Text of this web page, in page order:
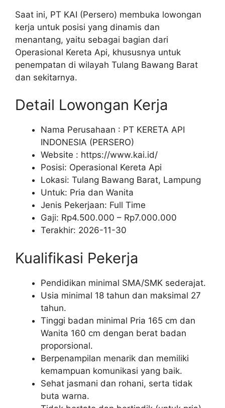
Saat ini, PT KAI (Persero) membuka lowongan
kerja untuk posisi yang dinamis dan
menantang, yaitu sebagai bagian dari
Operasional Kereta Api, khususnya untuk
penempatan di wilayah Tulang Bawang Barat
dan sekitarnya.
Detail Lowongan Kerja
Nama Perusahaan : PT KERETA API
INDONESIA (PERSERO)
Website : https://www.kai.id/
Posisi: Operasional Kereta Api
Lokasi: Tulang Bawang Barat, Lampung
Untuk: Pria dan Wanita
Jenis Pekerjaan: Full Time
Gaji: Rp4.500.000 – Rp7.000.000
Terakhir: 2026-11-30
Kualifikasi Pekerja
Pendidikan minimal SMA/SMK sederajat.
Usia minimal 18 tahun dan maksimal 27
tahun.
Tinggi badan minimal Pria 165 cm dan
Wanita 160 cm dengan berat badan
proporsional.
Berpenampilan menarik dan memiliki
kemampuan komunikasi yang baik.
Sehat jasmani dan rohani, serta tidak
buta warna.